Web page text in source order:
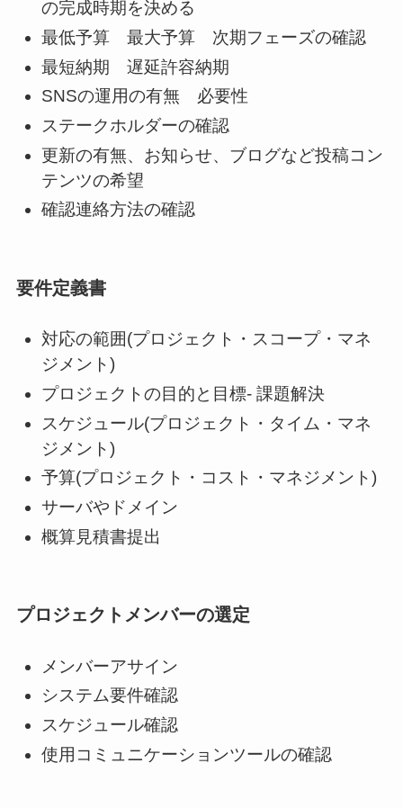
の完成時期を決める
最低予算 最大予算 次期フェーズの確認
最短納期 遅延許容納期
SNSの運用の有無 必要性
ステークホルダーの確認
更新の有無、お知らせ、ブログなど投稿コン
テンツの希望
確認連絡方法の確認
要件定義書
対応の範囲(プロジェクト・スコープ・マネ
ジメント)
プロジェクトの目的と目標- 課題解決
スケジュール(プロジェクト・タイム・マネ
ジメント)
予算(プロジェクト・コスト・マネジメント)
サーバやドメイン
概算見積書提出
プロジェクトメンバーの選定
メンバーアサイン
システム要件確認
スケジュール確認
使用コミュニケーションツールの確認